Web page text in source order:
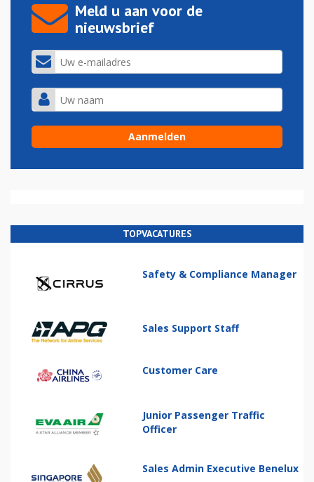
Meld u aan voor de
nieuwsbrief
TOPVACATURES
Safety & Compliance Manager
Sales Support Staff
Customer Care
Junior Passenger Traffic
Officer
Sales Admin Executive Benelux